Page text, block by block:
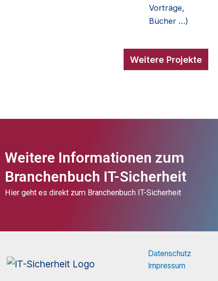
Vorträge,
Bücher …)
Weitere Projekte
Weitere Informationen zum
Branchenbuch IT-Sicherheit
Hier geht es direkt zum Branchenbuch IT-Sicherheit
Datenschutz
Impressum